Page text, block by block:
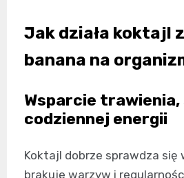
Jak działa koktajl
banana na
Wsparcie
codziennej energii
Koktajl dobrze sprawdza się
brakuje warzyw i